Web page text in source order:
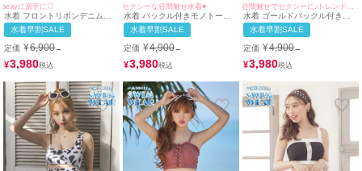
sexyに派手に♡
水着 フロントリボンデニムレ
ースアップバンドゥホルターネ
ックビキニ
水着早割SALE
定価 ¥6,900→
¥3,980
セクシーな谷間魅せ水着♥
水着 バックル付きモノトーン
ワンショルダークロスバンドゥ
ビキニ
水着早割SALE
定価 ¥4,900→
¥3,980
水着 ゴールドバックル付きバ
ストカットワンショルダービキ
ニ水着早割SALE
定価 ¥4,900→
¥3,980